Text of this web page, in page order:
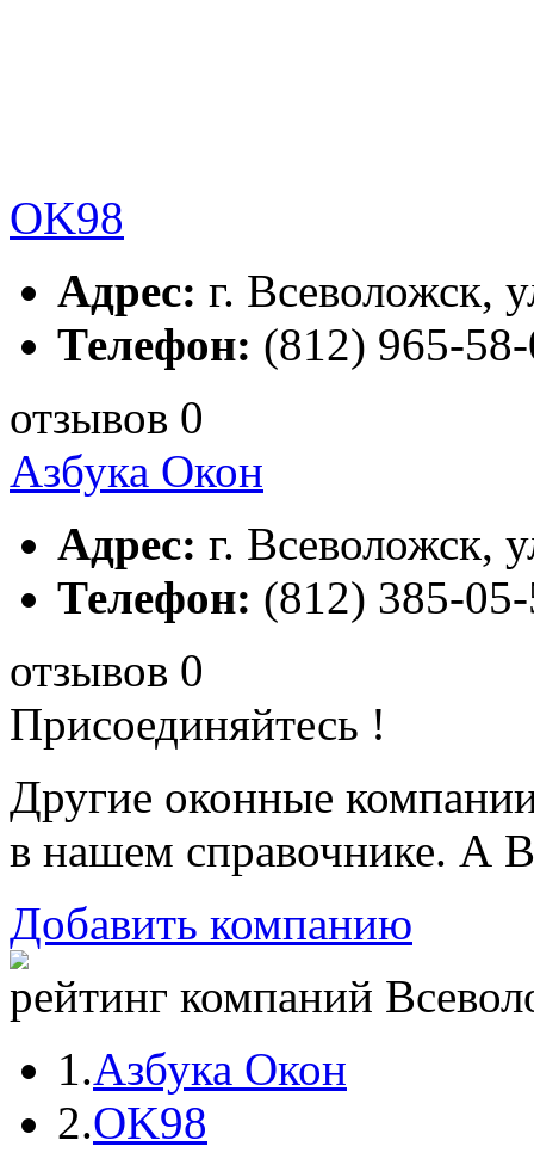
OK98
Адрес: г. Всеволожск,
Телефон: (812) 965-
отзывов 0
Азбука Окон
Адрес: г. Всеволожск,
Телефон: (812) 385-
отзывов 0
Присоединяйтесь !
Другие оконные
в нашем справочнике. А
Добавить компанию
рейтинг компаний
1.Азбука Окон
2.OK98